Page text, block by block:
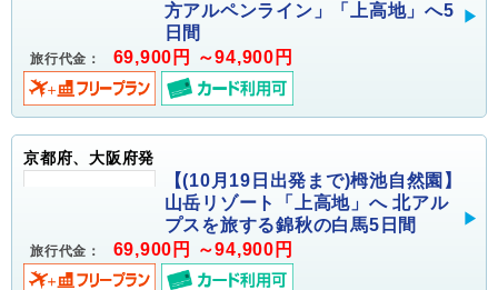
方アルペンライン」「上高地」へ5
日間
旅行代金： 69,900円 ～94,900円
京都府、大阪府発
【(10月19日出発まで)栂池自然園】
山岳リゾート「上高地」へ 北アル
プスを旅する錦秋の白馬5日間
旅行代金： 69,900円 ～94,900円